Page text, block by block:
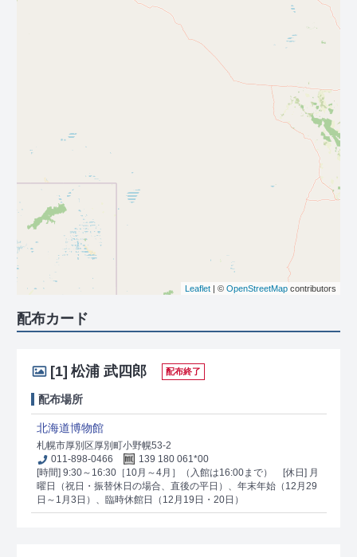
Leaflet | © OpenStreetMap contributors
配布カード
[1] 松浦 武四郎 配布終了
配布場所
北海道博物館
札幌市厚別区厚別町小野幌53-2
011-898-0466
139 180 061*00
[時間] 9:30～16:30［10月～4月］（入館は16:00まで）
[休日] 月
曜日（祝日・振替休日の場合、直後の平日）、年末年始（12月29
日～1月3日）、臨時休館日（12月19日・20日）